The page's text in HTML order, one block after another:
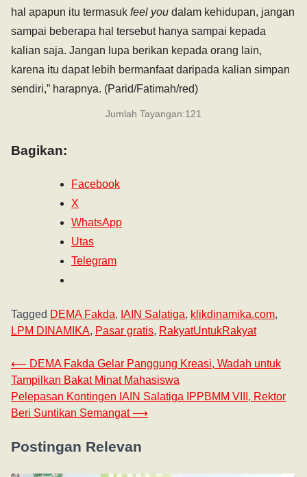
hal apapun itu termasuk feel you dalam kehidupan, jangan
sampai beberapa hal tersebut hanya sampai kepada
kalian saja. Jangan lupa berikan kepada orang lain,
karena itu dapat lebih bermanfaat daripada kalian simpan
sendiri,” harapnya. (Parid/Fatimah/red)
Jumlah Tayangan:121
Bagikan:
Facebook
X
WhatsApp
Utas
Telegram
Tagged DEMA Fakda, IAIN Salatiga, klikdinamika.com,
LPM DINAMIKA, Pasar gratis, RakyatUntukRakyat
⟵ DEMA Fakda Gelar Panggung Kreasi, Wadah untuk
Tampilkan Bakat Minat Mahasiswa
Pelepasan Kontingen IAIN Salatiga IPPBMM VIII, Rektor
Beri Suntikan Semangat ⟶
Postingan Relevan